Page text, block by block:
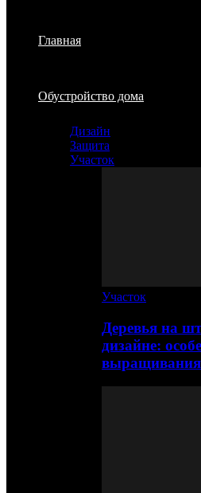
Главная
Обустройство дома
Дизайн
Защита
Участок
Участок
Деревья на
дизайне: